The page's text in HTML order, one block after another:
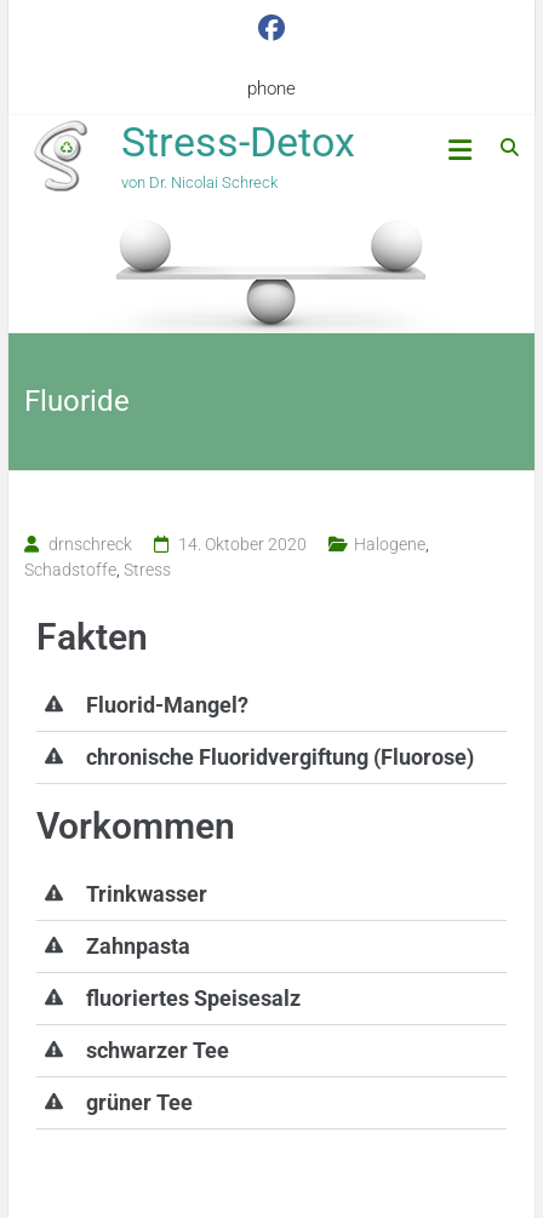
phone
Stress-Detox
von Dr. Nicolai Schreck
Fluoride
drnschreck 14. Oktober 2020 Halogene,
Schadstoffe, Stress
Fakten
Fluorid-Mangel?
chronische Fluoridvergiftung (Fluorose)
Vorkommen
Trinkwasser
Zahnpasta
fluoriertes Speisesalz
schwarzer Tee
grüner Tee